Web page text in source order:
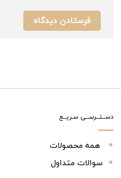
دســتــرســی سـریــع
همه محصولات
سوالات متداول